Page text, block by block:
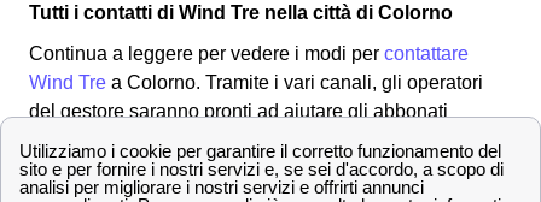
Tutti i contatti di Wind Tre nella città di Colorno
Continua a leggere per vedere i modi per contattare
Wind Tre a Colorno. Tramite i vari canali, gli operatori
del gestore saranno pronti ad aiutare gli abbonati
colornesi con le loro problematiche. Per metterti in
contatto con il provider: